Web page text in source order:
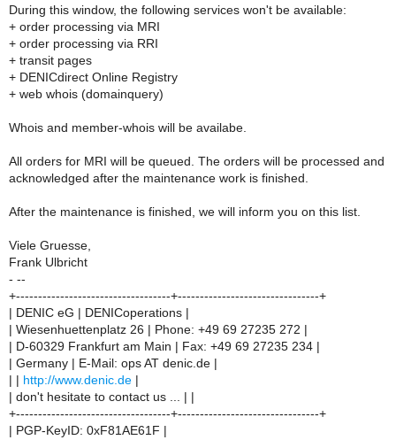
During this window, the following services won't be available:
+ order processing via MRI
+ order processing via RRI
+ transit pages
+ DENICdirect Online Registry
+ web whois (domainquery)
Whois and member-whois will be availabe.
All orders for MRI will be queued. The orders will be processed and
acknowledged after the maintenance work is finished.
After the maintenance is finished, we will inform you on this list.
Viele Gruesse,
Frank Ulbricht
- --
+-----------------------------------+--------------------------------+
| DENIC eG | DENICoperations |
| Wiesenhuettenplatz 26 | Phone: +49 69 27235 272 |
| D-60329 Frankfurt am Main | Fax: +49 69 27235 234 |
| Germany | E-Mail: ops AT denic.de |
http://www.denic.de
| don't hesitate to contact us ... | |
+-----------------------------------+--------------------------------+
| PGP-KeyID: 0xF81AE61F |